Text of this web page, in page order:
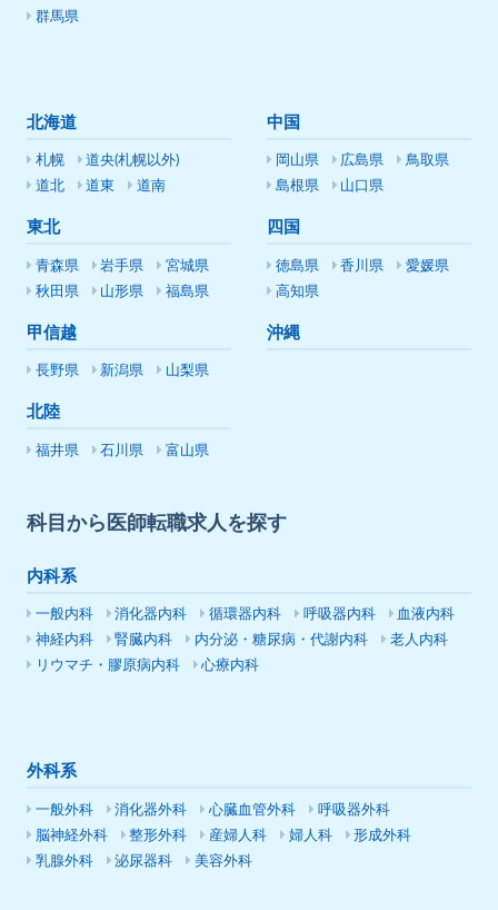
群馬県
北海道
札幌
道央(札幌以外)
道北
道東 道南
東北
青森県 岩手県
宮城県
秋田県
山形県 福島県
甲信越
長野県 新潟県 山梨県
北陸
福井県 石川県 富山県
中国
岡山県 広島県
鳥取県
島根県
山口県
四国
徳島県 香川県
愛媛県
高知県
沖縄
科目から医師転職求人を探す
内科系
一般内科 消化器内科 循環器内科 呼吸器内科
血液内科
神経内科
腎臓内科 内分泌・糖尿病・代謝内科
老人内科
リウマチ・膠原病内科
心療内科
外科系
一般外科 消化器外科 心臓血管外科
呼吸器外科
脳神経外科
整形外科 産婦人科 婦人科
形成外科
乳腺外科
泌尿器科 美容外科